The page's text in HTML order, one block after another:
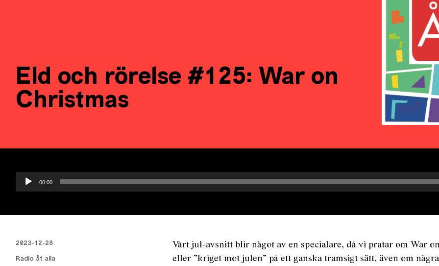
Eld och rörelse #125: War on
Christmas
Ljudspelare
00:00
2023-12-28
Radio åt alla
Vårt jul-avsnitt blir något av en specialare, då vi pratar om War
eller ”kriget mot julen” på ett ganska tramsigt sätt, även om några